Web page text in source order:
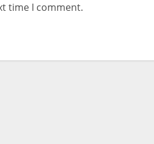
time I comment.